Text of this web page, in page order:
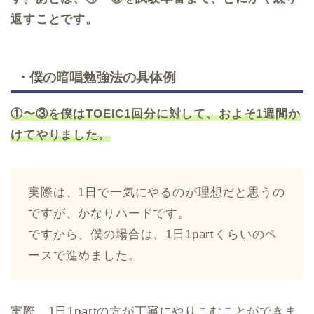
返すことです。
・僕の暗唱勉強法の具体例
①〜③を僕はTOEIC1回分に対して、およそ1週間か
けてやりました。
実際は、1日で一気にやるのが理想だと思うの
ですが、かなりハードです。
ですから、僕の場合は、1日1partくらいのペ
ースで進めました。